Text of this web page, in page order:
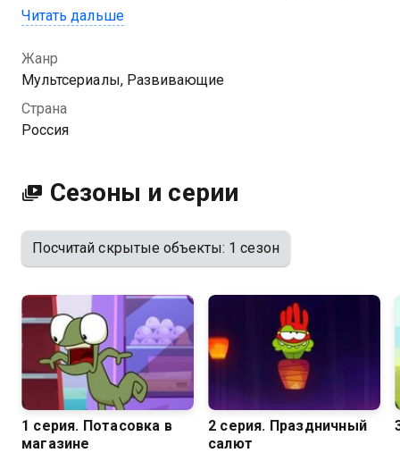
Благодаря скрытым в кадре предметам зелёный
заряжает малышей позитивом на весь день.
Читать дальше
Жанр
Мультсериалы, Развивающие
Страна
Россия
Сезоны и серии
Посчитай скрытые объекты: 1 сезон
1 серия. Потасовка в
магазине
2 серия. Праздничный
салют